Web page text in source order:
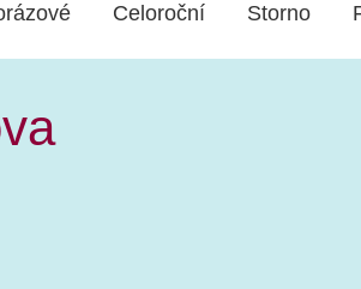
Celoroční Storno